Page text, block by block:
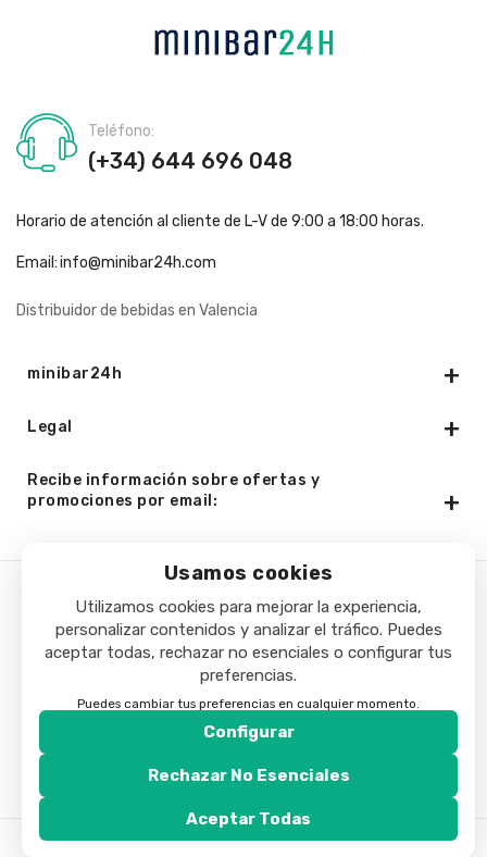
Usamos cookies
Utilizamos cookies para mejorar la experiencia,
personalizar contenidos y analizar el tráfico. Puedes
aceptar todas, rechazar no esenciales o configurar tus
preferencias.
Puedes cambiar tus preferencias en cualquier momento.
Configurar
Rechazar No Esenciales
Aceptar Todas
Teléfono:
(+34) 644 696 048
Horario de atención al cliente de L-V de 9:00 a 18:00 horas.
Email:info@minibar24h.com
Distribuidor de bebidas en Valencia
minibar24h
Legal
Recibe información sobre ofertas y
promociones por email:
Copyright © 2025 - Minibar24h.com. Todos los derechos
reservados.